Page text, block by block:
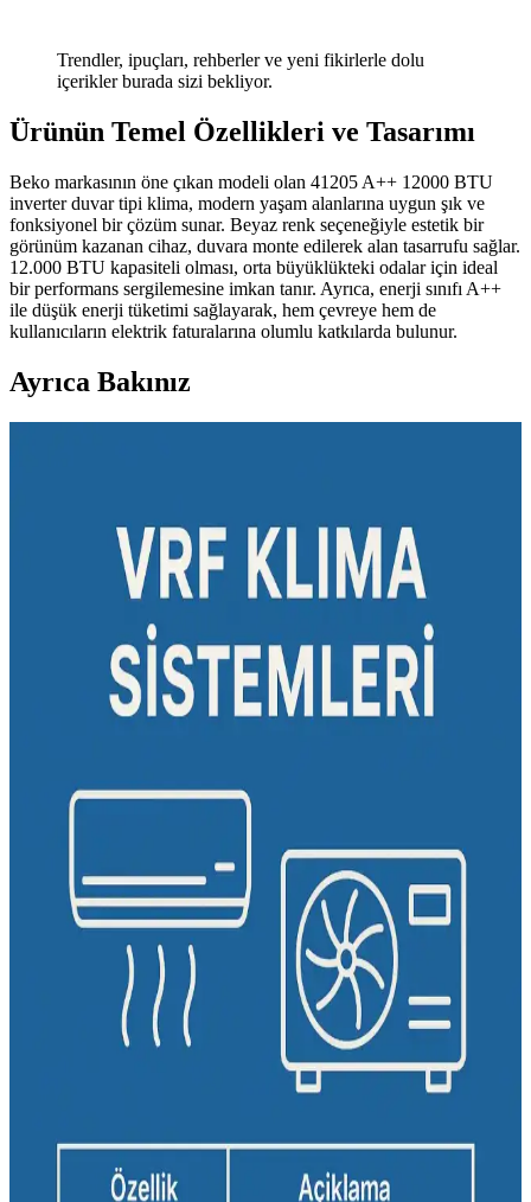
Trendler, ipuçları, rehberler ve yeni fikirlerle dolu
içerikler burada sizi bekliyor.
Ürünün Temel Özellikleri ve Tasarımı
Beko markasının öne çıkan modeli olan 41205 A++ 12000 BTU
inverter duvar tipi klima, modern yaşam alanlarına uygun şık ve
fonksiyonel bir çözüm sunar. Beyaz renk seçeneğiyle estetik bir
görünüm kazanan cihaz, duvara monte edilerek alan tasarrufu sağlar.
12.000 BTU kapasiteli olması, orta büyüklükteki odalar için ideal
bir performans sergilemesine imkan tanır. Ayrıca, enerji sınıfı A++
ile düşük enerji tüketimi sağlayarak, hem çevreye hem de
kullanıcıların elektrik faturalarına olumlu katkılarda bulunur.
Ayrıca Bakınız
Black & Decker taşınabilir klimalarda kondanser filtresi olmaması,
toz ve kir birikimine yol açarak performans düşüklüğüne ve erken
arızalara sebep oluyor. Düzenli bakım yapılmadığında cihaz ömrü
Nem Alma Cihazları ve Ev İçi Nem Kontrolü:
Performans, Kullanım ve Sınırlamalar
Nem alma cihazları yüksek nemli ortamlarda nemi azaltır ancak
Wind-Free Klima Teknolojisi ve Alternatif
Wind-Free klima teknolojisi, hava akışını azaltarak sessiz ve
konforlu ortamlar sunar. Alternatif modellerin özellikleri ve seçim
kriterleri, enerji verimliliği ve kullanıcı memnuniyetine odaklanır.
Vestel 24 Binlik Güçlü Klima Özellikleri ve Kullanım
Alanları Analizi
Vestel'in 24 binlik güçlü kliması yüksek soğutma kapasitesi, enerji
verimliliği ve dayanıklılığıyla öne çıkar. Geniş alanlarda etkili
performans sağlayan bu model, teknolojik yeniliklerle kullanıcı
Enerji Verimli Soğutma Klimaları: Güncel
Teknolojiler ve Özellikler